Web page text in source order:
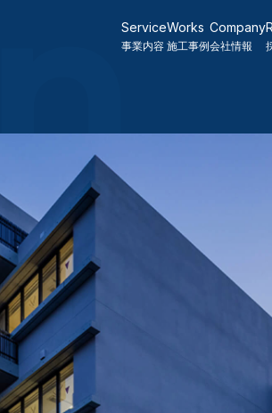
Service
事業内容
Works
施工事例
Company
会社情報